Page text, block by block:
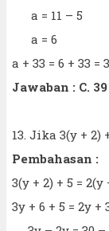
a = 11 – 5
a = 6
a + 33 = 6 + 33 =
Jawaban : C. 39
13. Jika 3(y + 2)
Pembahasan :
3(y + 2) + 5 = 2(y
3y + 6 + 5 = 2y +